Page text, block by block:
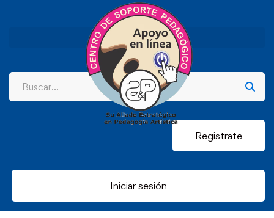
Registrate
Iniciar sesión